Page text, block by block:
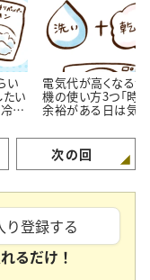
い
たい
凍
電気代が高くなる
機の使い方3つ「時
余裕がある日は気
次の回
り登録する
るだけ！